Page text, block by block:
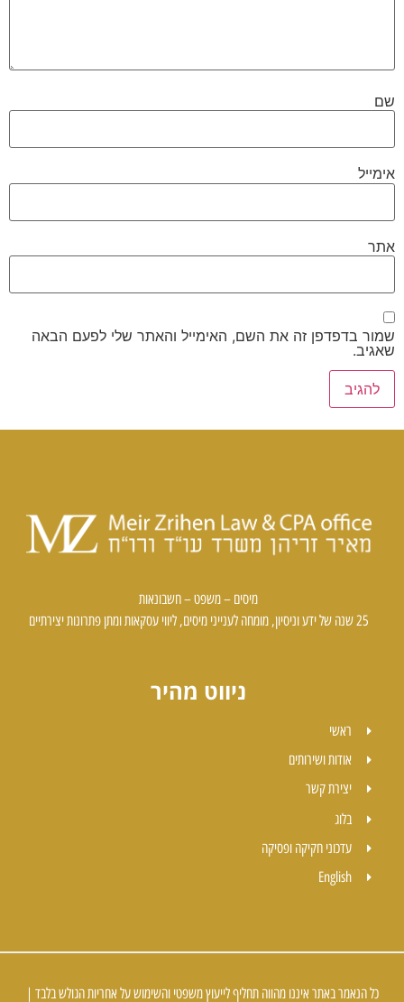
שם
אימייל
אתר
שמור בדפדפן זה את השם, האימייל והאתר שלי לפעם הבאה
שאגיב.
מיסים – משפט – חשבונאות
25 שנה של ידע וניסיון, מומחה לענייני מיסים, ליווי עסקאות ומתן פתרונות יצירתיים
ניווט מהיר
ראשי
אודות ושירותים
יצירת קשר
בלוג
עדכוני חקיקה ופסיקה
English
כל הנאמר באתר איננו מהווה תחליף לייעוץ משפטי והשימוש על אחריות הגולש בלבד |